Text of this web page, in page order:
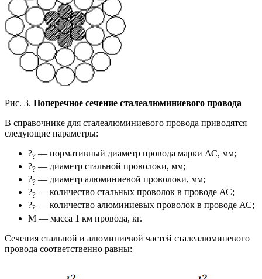
Рис. 3. Поперечное сечение сталеалюминиевого провода
В справочнике для сталеалюминиевого провода приводятся
следующие параметры:
?? — нормативный диаметр провода марки АС, мм;
?? — диаметр стальной проволоки, мм;
?? — диаметр алюминиевой проволоки, мм;
?? — количество стальных проволок в проводе АС;
?? — количество алюминиевых проволок в проводе АС;
M — масса 1 км провода, кг.
Сечения стальной и алюминиевой частей сталеалюминевого
провода соответственно равны: